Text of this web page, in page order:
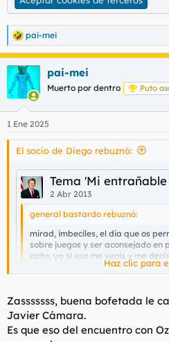
R
e
c
c
i
e
s
pai-mei
pai-mei
Muerto por dentro Puto
1 Ene 2025
El socio de Diego rebuznó:
Tema 'Mi entrañable
2 Abr 2013
general bastardo rebuznó:
mirad, imbeciles, el dia que os
sobre juegos y ser aconsejado en
ozito, ya si eso me venis y me decis
Adult Image Hosting
Adult Image Hosting
Haz clic para
Haz clic para
Zasssssss, buena bofetada le
Javier Cámara.
Es que eso del encuentro con